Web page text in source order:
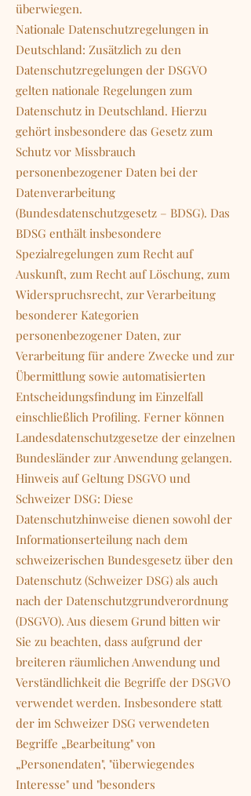
überwiegen.
Nationale Datenschutzregelungen in
Deutschland: Zusätzlich zu den
Datenschutzregelungen der DSGVO
gelten nationale Regelungen zum
Datenschutz in Deutschland. Hierzu
gehört insbesondere das Gesetz zum
Schutz vor Missbrauch
personenbezogener Daten bei der
Datenverarbeitung
(Bundesdatenschutzgesetz – BDSG). Das
BDSG enthält insbesondere
Spezialregelungen zum Recht auf
Auskunft, zum Recht auf Löschung, zum
Widerspruchsrecht, zur Verarbeitung
besonderer Kategorien
personenbezogener Daten, zur
Verarbeitung für andere Zwecke und zur
Übermittlung sowie automatisierten
Entscheidungsfindung im Einzelfall
einschließlich Profiling. Ferner können
Landesdatenschutzgesetze der einzelnen
Bundesländer zur Anwendung gelangen.
Hinweis auf Geltung DSGVO und
Schweizer DSG: Diese
Datenschutzhinweise dienen sowohl der
Informationserteilung nach dem
schweizerischen Bundesgesetz über den
Datenschutz (Schweizer DSG) als auch
nach der Datenschutzgrundverordnung
(DSGVO). Aus diesem Grund bitten wir
Sie zu beachten, dass aufgrund der
breiteren räumlichen Anwendung und
Verständlichkeit die Begriffe der DSGVO
verwendet werden. Insbesondere statt
der im Schweizer DSG verwendeten
Begriffe „Bearbeitung" von
„Personendaten", "überwiegendes
Interesse" und "besonders